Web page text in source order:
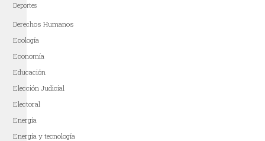
Deportes
Derechos Humanos
Ecología
Economía
Educación
Elección Judicial
Electoral
Energía
Energía y tecnología